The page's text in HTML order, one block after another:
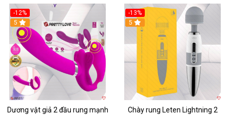
-12%
5
Dương vật giả 2 đầu rung mạnh
-13%
5
Chày rung Leten Lightning 2